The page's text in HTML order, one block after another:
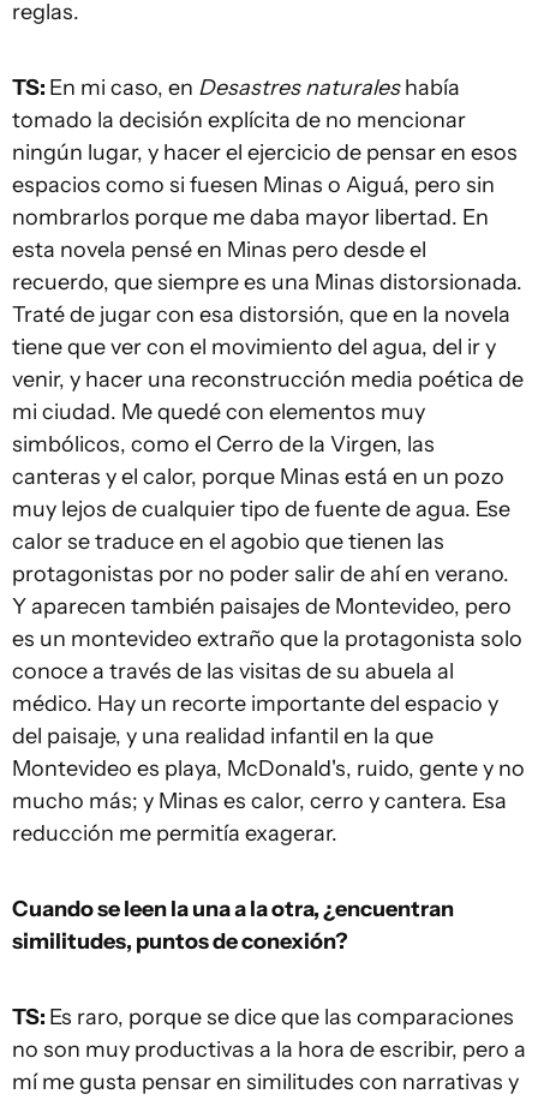
reglas.
TS: En mi caso, en Desastres naturaleshabía
tomado la decisión explícita de no mencionar
ningún lugar, y hacer el ejercicio de pensar en esos
espacios como si fuesen Minas o Aiguá, pero sin
nombrarlos porque me daba mayor libertad. En
esta novela pensé en Minas pero desde el
recuerdo, que siempre es una Minas distorsionada.
Traté de jugar con esa distorsión, que en la novela
tiene que ver con el movimiento del agua, del ir y
venir, y hacer una reconstrucción media poética de
mi ciudad. Me quedé con elementos muy
simbólicos, como el Cerro de la Virgen, las
canteras y el calor, porque Minas está en un pozo
muy lejos de cualquier tipo de fuente de agua. Ese
calor se traduce en el agobio que tienen las
protagonistas por no poder salir de ahí en verano.
Y aparecen también paisajes de Montevideo, pero
es un montevideo extraño que la protagonista solo
conoce a través de las visitas de su abuela al
médico. Hay un recorte importante del espacio y
del paisaje, y una realidad infantil en la que
Montevideo es playa, McDonald's, ruido, gente y no
mucho más; y Minas es calor, cerro y cantera. Esa
reducción me permitía exagerar.
Cuando se leen la una a la otra, ¿encuentran
similitudes, puntos de conexión?
TS: Es raro, porque se dice que las comparaciones
no son muy productivas a la hora de escribir, pero a
mí me gusta pensar en similitudes con narrativas y